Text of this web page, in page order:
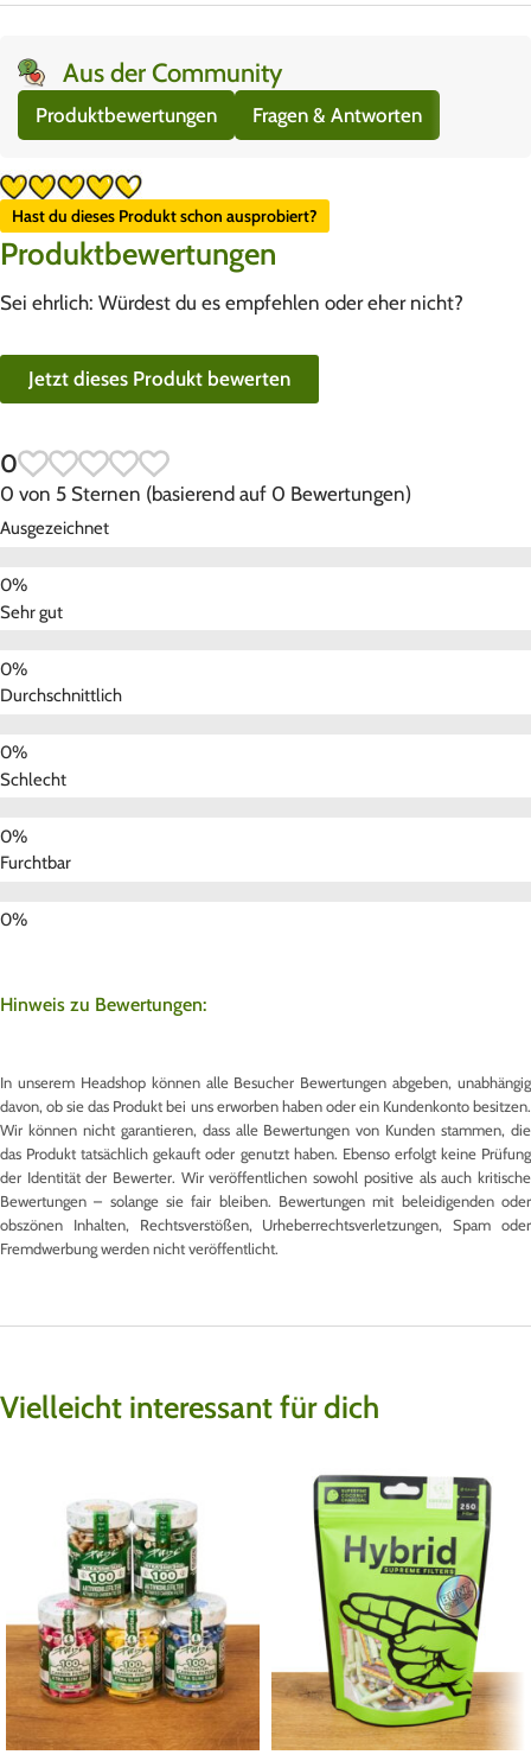
Aus der Community
Produktbewertungen Fragen & Antworten
Hast du dieses Produkt schon ausprobiert?
Produktbewertungen
Sei ehrlich: Würdest du es empfehlen oder eher nicht?
Jetzt dieses Produkt bewerten
0
0 von 5 Sternen (basierend auf 0 Bewertungen)
Ausgezeichnet
Sehr gut
Durchschnittlich
Schlecht
Furchtbar
Hinweis zu Bewertungen:
In unserem Headshop können alle Besucher Bewertungen abgeben, unabhängig
davon, ob sie das Produkt bei uns erworben haben oder ein Kundenkonto besitzen.
Wir können nicht garantieren, dass alle Bewertungen von Kunden stammen, die
das Produkt tatsächlich gekauft oder genutzt haben. Ebenso erfolgt keine Prüfung
der Identität der Bewerter. Wir veröffentlichen sowohl positive als auch kritische
Bewertungen – solange sie fair bleiben. Bewertungen mit beleidigenden oder
obszönen Inhalten, Rechtsverstößen, Urheberrechtsverletzungen, Spam oder
Fremdwerbung werden nicht veröffentlicht.
Vielleicht interessant für dich